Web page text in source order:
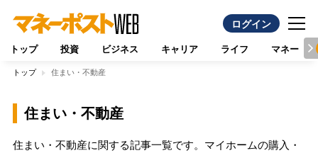
ログイン
トップ 投資 ビジネス キャリア ライフ マネー
トップ 住まい・不動産
住まい・不動産
住まい・不動産に関する記事一覧です。マイホームの購入・